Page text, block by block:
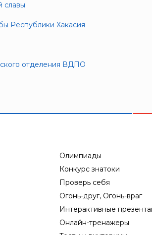
славы
Республики Хакасия
отделения ВДПО
Олимпиады
Конкурс знатоки
Проверь себя
Огонь-друг, Огонь-враг
Интерактивные
Онлайн-тренажеры